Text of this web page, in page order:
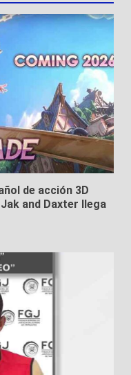
de acción 3D
and Daxter llega